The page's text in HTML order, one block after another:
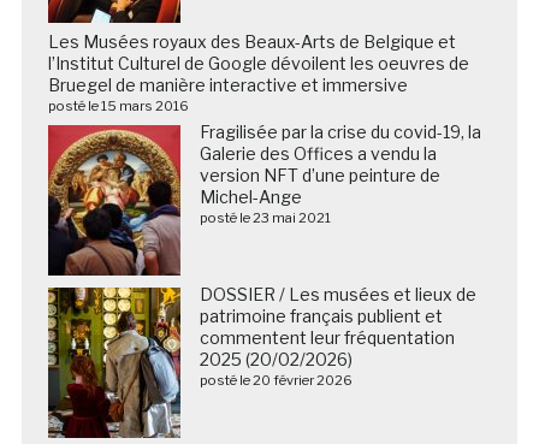
Les Musées royaux des Beaux-Arts de Belgique et
l’Institut Culturel de Google dévoilent les oeuvres de
Bruegel de manière interactive et immersive
posté le 15 mars 2016
Fragilisée par la crise du covid-19, la
Galerie des Offices a vendu la
version NFT d’une peinture de
Michel-Ange
posté le 23 mai 2021
DOSSIER / Les musées et lieux de
patrimoine français publient et
commentent leur fréquentation
2025 (20/02/2026)
posté le 20 février 2026